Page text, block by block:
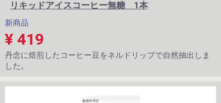
リキッドアイスコーヒー無糖 1本
新商品
¥ 419
丹念に焙煎したコーヒー豆をネルドリップで自然抽出しま
した。